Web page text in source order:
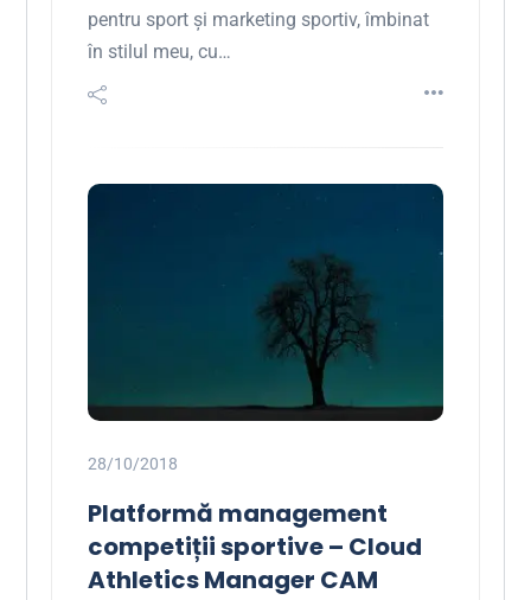
pentru sport și marketing sportiv, îmbinat
în stilul meu, cu…
28/10/2018
Platformă management
competiții sportive – Cloud
Athletics Manager CAM